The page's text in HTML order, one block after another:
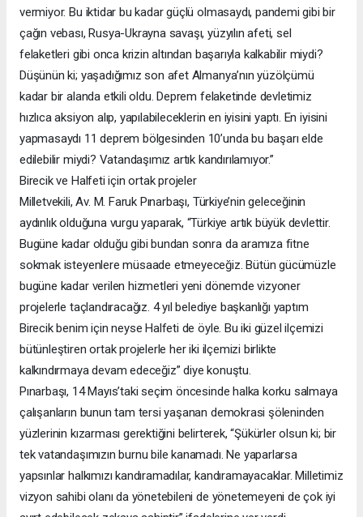
vermiyor. Bu iktidar bu kadar güçlü olmasaydı, pandemi gibi bir
çağın vebası, Rusya-Ukrayna savaşı, yüzyılın afeti, sel
felaketleri gibi onca krizin altından başarıyla kalkabilir miydi?
Düşünün ki; yaşadığımız son afet Almanya’nın yüzölçümü
kadar bir alanda etkili oldu. Deprem felaketinde devletimiz
hızlıca aksiyon alıp, yapılabileceklerin en iyisini yaptı. En iyisini
yapmasaydı 11 deprem bölgesinden 10’unda bu başarı elde
edilebilir miydi? Vatandaşımız artık kandırılamıyor.”
Birecik ve Halfeti için ortak projeler
Milletvekili, Av. M. Faruk Pınarbaşı, Türkiye’nin geleceğinin
aydınlık olduğuna vurgu yaparak, “Türkiye artık büyük devlettir.
Bugüne kadar olduğu gibi bundan sonra da aramıza fitne
sokmak isteyenlere müsaade etmeyeceğiz. Bütün gücümüzle
bugüne kadar verilen hizmetleri yeni dönemde vizyoner
projelerle taçlandıracağız. 4 yıl belediye başkanlığı yaptım
Birecik benim için neyse Halfeti de öyle. Bu iki güzel ilçemizi
bütünleştiren ortak projelerle her iki ilçemizi birlikte
kalkındırmaya devam edeceğiz” diye konuştu.
Pınarbaşı, 14 Mayıs’taki seçim öncesinde halka korku salmaya
çalışanların bunun tam tersi yaşanan demokrasi şöleninden
yüzlerinin kızarması gerektiğini belirterek, “Şükürler olsun ki; bir
tek vatandaşımızın burnu bile kanamadı. Ne yaparlarsa
yapsınlar halkımızı kandıramadılar, kandıramayacaklar. Milletimiz
vizyon sahibi olanı da yönetebileni de yönetemeyeni de çok iyi